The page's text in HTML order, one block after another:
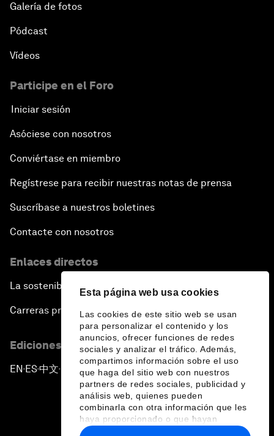
Esta página web usa cookies
Las cookies de este sitio web se usan
para personalizar el contenido y los
anuncios, ofrecer funciones de redes
sociales y analizar el tráfico. Además,
compartimos información sobre el uso
que haga del sitio web con nuestros
partners de redes sociales, publicidad y
análisis web, quienes pueden
combinarla con otra información que les
haya proporcionado o que hayan
recopilado a partir del uso que haya
Galería de fotos
Pódcast
Vídeos
Participe en el Foro
Iniciar sesión
Asóciese con nosotros
Conviértase en miembro
Regístrese para recibir nuestras notas de prensa
Suscríbase a nuestros boletines
Contacte con nosotros
Enlaces directos
La sostenibilidad en el Foro
Carreras profesionales
Ediciones en otros idiomas
EN ▪ES▪中文▪ 日本語